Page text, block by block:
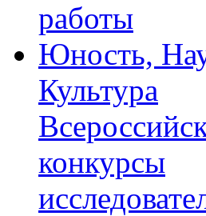
работы
Юность,
Культура
конкурсы